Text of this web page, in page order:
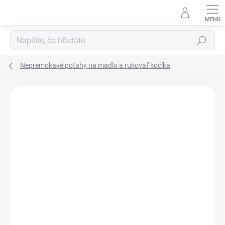
Hľadať
Nepremokavé poťahy na madlo a rukoväť kočíka